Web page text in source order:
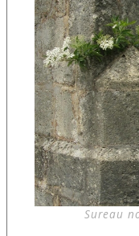
Sureau